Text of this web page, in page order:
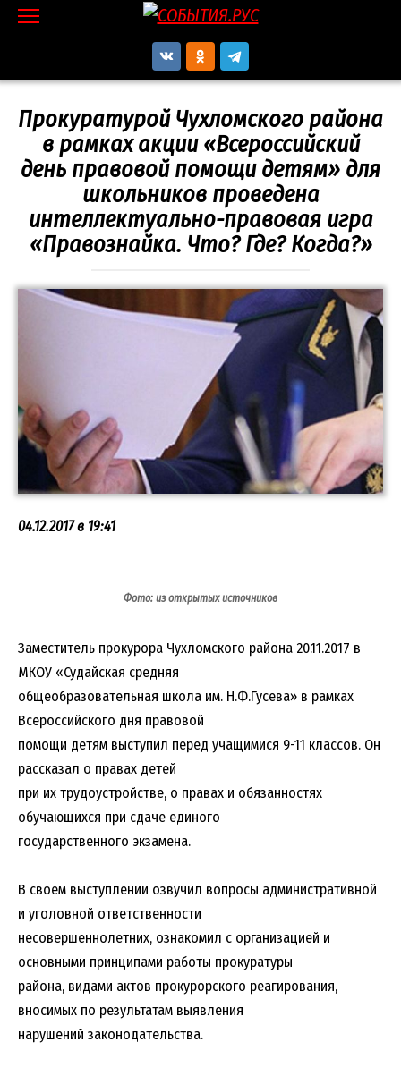
Перейти
Прокуратурой Чухломского района
в рамках акции «Всероссийский
день правовой помощи детям» для
школьников проведена
интеллектуально-правовая игра
«Правознайка. Что? Где? Когда?»
04.12.2017 в 19:41
Фото: из открытых источников
Заместитель прокурора Чухломского района 20.11.2017 в
МКОУ «Судайская средняя
общеобразовательная школа им. Н.Ф.Гусева» в рамках
Всероссийского дня правовой
помощи детям выступил перед учащимися 9-11 классов. Он
рассказал о правах детей
при их трудоустройстве, о правах и обязанностях
обучающихся при сдаче единого
государственного экзамена.
В своем выступлении озвучил вопросы административной
и уголовной ответственности
несовершеннолетних, ознакомил с организацией и
основными принципами работы прокуратуры
района, видами актов прокурорского реагирования,
вносимых по результатам выявления
нарушений законодательства.